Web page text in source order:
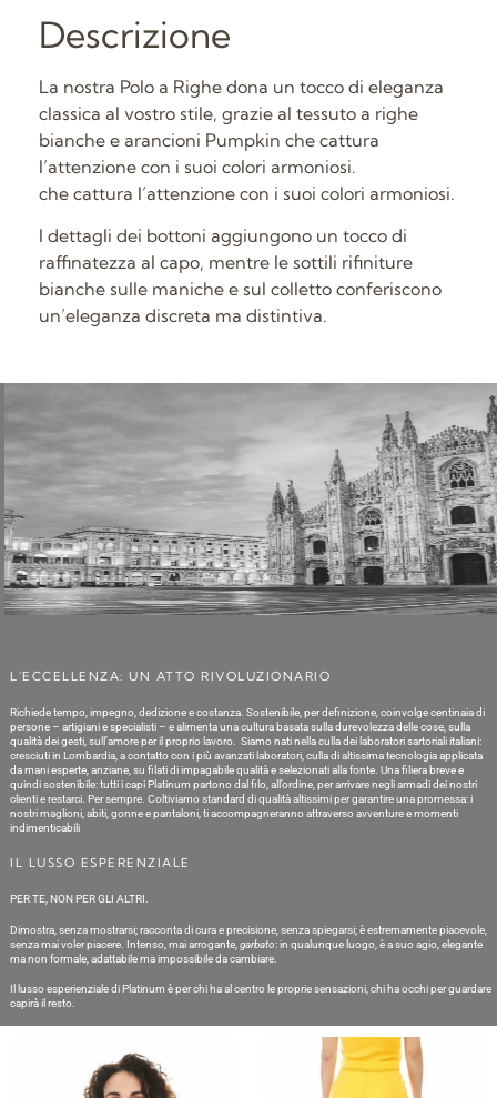
Descrizione
La nostra Polo a Righe dona un tocco di eleganza
classica al vostro stile, grazie al tessuto a righe
bianche e arancioni Pumpkin che cattura
l’attenzione con i suoi colori armoniosi.
che cattura l’attenzione con i suoi colori armoniosi.
I dettagli dei bottoni aggiungono un tocco di
raffinatezza al capo, mentre le sottili rifiniture
bianche sulle maniche e sul colletto conferiscono
un’eleganza discreta ma distintiva.
L'ECCELLENZA: UN ATTO RIVOLUZIONARIO
Richiede tempo, impegno, dedizione e costanza. Sostenibile, per definizione, coinvolge centinaia di
persone – artigiani e specialisti – e alimenta una cultura basata sulla durevolezza delle cose, sulla
qualità dei gesti, sull’amore per il proprio lavoro. Siamo nati nella culla dei laboratori sartoriali italiani:
cresciuti in Lombardia, a contatto con i più avanzati laboratori, culla di altissima tecnologia applicata
da mani esperte, anziane, su filati di impagabile qualità e selezionati alla fonte. Una filiera breve e
quindi sostenibile: tutti i capi Platinum partono dal filo, all’ordine, per arrivare negli armadi dei nostri
clienti e restarci. Per sempre. Coltiviamo standard di qualità altissimi per garantire una promessa: i
nostri maglioni, abiti, gonne e pantaloni, ti accompagneranno attraverso avventure e momenti
indimenticabili
IL LUSSO ESPERENZIALE
PER TE, NON PER GLI ALTRI.
Dimostra, senza mostrarsi; racconta di cura e precisione, senza spiegarsi; è estremamente piacevole,
senza mai voler piacere. Intenso, mai arrogante, garbato: in qualunque luogo, è a suo agio, elegante
ma non formale, adattabile ma impossibile da cambiare.
Il lusso esperienziale di Platinum è per chi ha al centro le proprie sensazioni, chi ha occhi per guardare
capirà il resto.